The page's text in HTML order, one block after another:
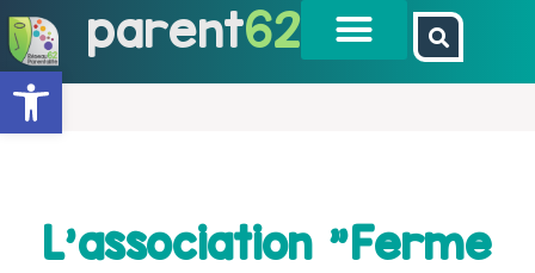
Ouvrir la barre d’outils
parent62
L’association "Ferme